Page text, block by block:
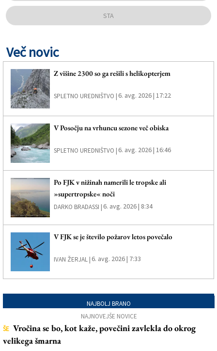
STA
Več novic
Z višine 2300 so ga rešili s helikopterjem
SPLETNO UREDNIŠTVO | 6. avg. 2026 | 17:22
V Posočju na vrhuncu sezone več obiska
SPLETNO UREDNIŠTVO | 6. avg. 2026 | 16:46
Po FJK v nižinah namerili le tropske ali
»supertropske« noči
DARKO BRADASSI | 6. avg. 2026 | 8:34
V FJK se je število požarov letos povečalo
IVAN ŽERJAL | 6. avg. 2026 | 7:33
NAJBOLJ BRANO
NAJNOVEJŠE NOVICE
ŠE Vročina se bo, kot kaže, povečini zavlekla do okrog
velikega šmarna